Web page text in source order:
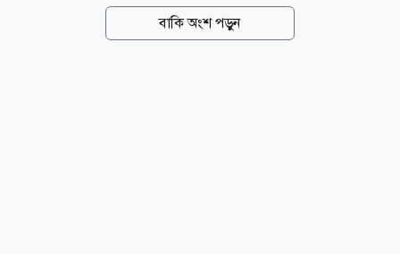
শাহরিয়ার আলী স্বাক্ষরিত আদেশে এ তথ্য জানানো হয়।
আদেশ অনুযায়ী, ট্রাফিক তেজগাঁও বিভাগের অতিরিক্ত উপ-
বাকি অংশ পড়ুন